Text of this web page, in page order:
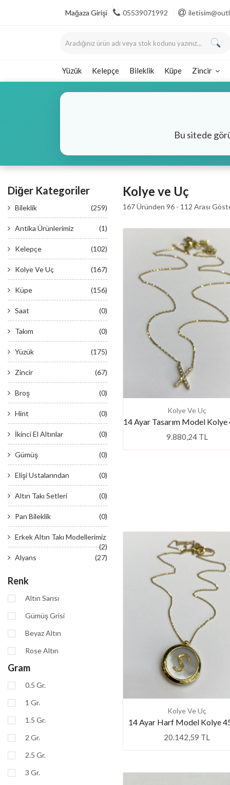
Mağaza Girişi 05539071992
Yüzük Kelepçe Bileklik Küpe Zincir
Bu sitede
Diğer Kategoriler
Bileklik (259)
Antika Ürünlerimiz (1)
Kelepçe (102)
Kolye Ve Uç (167)
Küpe (156)
Saat (0)
Takım (0)
Yüzük (175)
Zincir (67)
Broş (0)
Hint (0)
İkinci El Altınlar (0)
Gümüş (0)
Elişi Ustalarından (0)
Altın Takı Setleri (0)
Pan Bileklik (0)
Erkek Altın Takı Modellerimiz
(2)
Alyans
(27)
Renk
Altın Sarısı
Gümüş Grisi
Beyaz Altın
Rose Altın
Gram
0.5 Gr.
1 Gr.
1.5 Gr.
2 Gr.
2.5 Gr.
3 Gr.
Kolye ve Uç
167 Üründen 96 - 112 Arası
Kolye Ve Uç
9.880,24 TL
Kolye Ve Uç
14 Ayar Harf Model Kolye
20.142,59 TL